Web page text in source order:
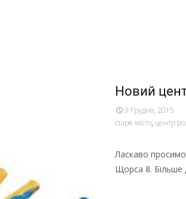
Новий
9 Грудня, 2015
старе місто, центр
Ласкаво
Щорса 8. Більше